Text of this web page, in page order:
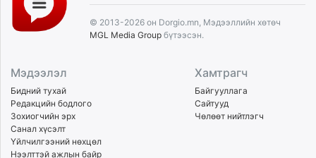
© 2013-2026 он Dorgio.mn, Мэдээллийн хөтөч
MGL Media Group бүтээсэн.
Мэдээлэл
Бидний тухай
Редакцийн бодлого
Зохиогчийн эрх
Санал хүсэлт
Үйлчилгээний нөхцөл
Нээлттэй ажлын байр
Хамтрагч
Байгууллага
Сайтууд
Чөлөөт нийтлэгч